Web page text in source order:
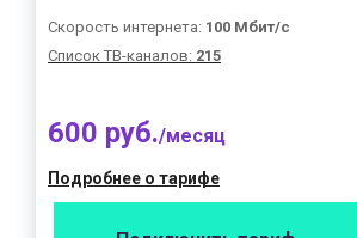
Скорость интернета: 100 Мбит/с
Список ТВ-каналов: 215
600 руб./месяц
Подробнее о тарифе